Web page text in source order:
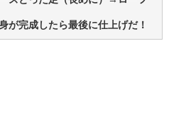
が完成したら最後に仕上げだ！